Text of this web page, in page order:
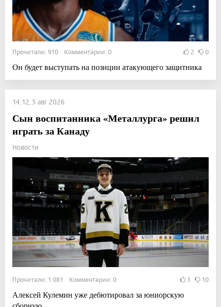
Прочитали: 910 Комментарии: 0 2 0
Он будет выступать на позиции атакующего защитника
14:12, 5 авг 2026
Сын воспитанника «Металлурга» решил
играть за Канаду
Новости
Прочитали: 1 081 Комментарии: 0 3 10
Алексей Кулемин уже дебютировал за юниорскую